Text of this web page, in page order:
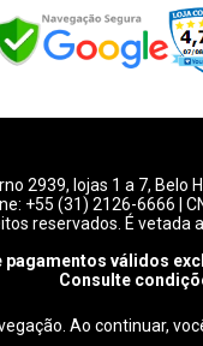
2939, lojas 1 a 7, Belo
+55 (31) 2126-6666 |
reservados. É vetada
pagamentos válidos
Consulte
Ao continuar,